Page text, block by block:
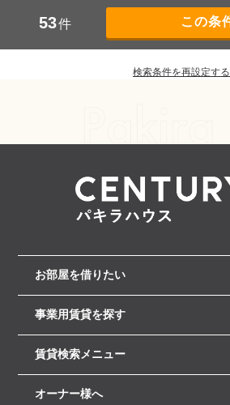
53件
検索条件を再設定する
お部屋を借りたい
事業用賃貸を探す
賃貸検索メニュー
オーナー様へ